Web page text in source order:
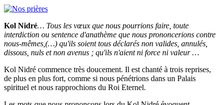
Kol Nidré… Tous les vœux que nous pourrions faire, toute
interdiction ou sentence d'anathème que nous prononcerions contre
nous-mêmes,(…) qu'ils soient tous déclarés non valides, annulés,
dissous, nuls et non avenus ; qu'ils n'aient ni force ni valeur …
Kol Nidré commence très doucement. Il est chanté à trois reprises,
de plus en plus fort, comme si nous pénétrions dans un Palais
spirituel et nous rapprochions du Roi Eternel.